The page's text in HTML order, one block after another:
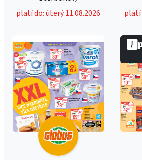
platí do: úterý 11.08.2026
platí